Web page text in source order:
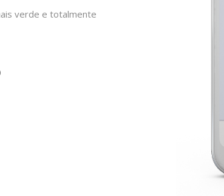
verde e totalmente